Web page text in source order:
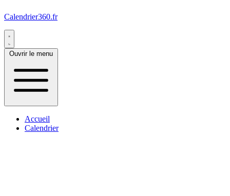
Calendrier360.fr
Ouvrir le menu
Accueil
Calendrier